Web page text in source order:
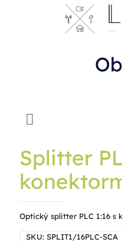
Splitter
Optický splitter PLC 1:16 s
SKU: SPLIT1/16PLC-SCA